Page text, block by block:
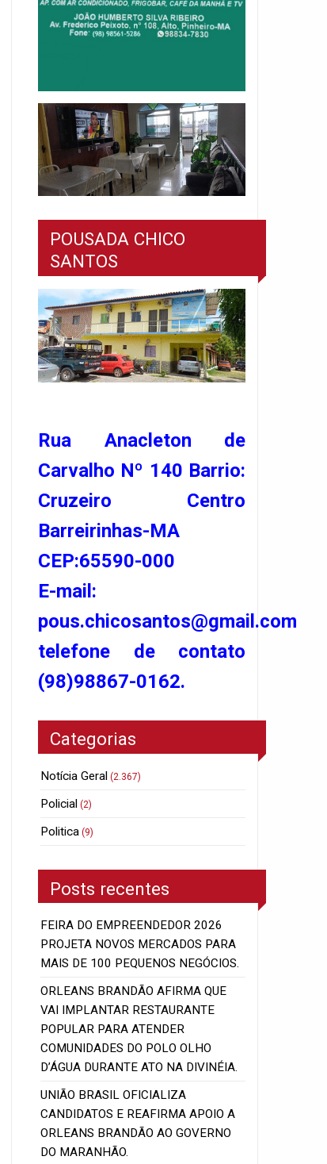
POUSADA CHICO
SANTOS
Rua Anacleton de
Carvalho Nº 140 Barrio:
Cruzeiro Centro
Barreirinhas-MA
CEP:65590-000
E-mail:
pous.chicosantos@gmail.com
telefone de contato
(98)98867-0162.
Categorias
Notícia Geral (2.367)
Policial (2)
Politica (9)
Posts recentes
FEIRA DO EMPREENDEDOR 2026
PROJETA NOVOS MERCADOS PARA
MAIS DE 100 PEQUENOS NEGÓCIOS.
ORLEANS BRANDÃO AFIRMA QUE
VAI IMPLANTAR RESTAURANTE
POPULAR PARA ATENDER
COMUNIDADES DO POLO OLHO
D’ÁGUA DURANTE ATO NA DIVINÉIA.
UNIÃO BRASIL OFICIALIZA
CANDIDATOS E REAFIRMA APOIO A
ORLEANS BRANDÃO AO GOVERNO
DO MARANHÃO.